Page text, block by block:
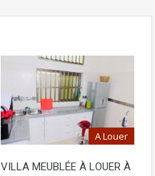
A Louer
VILLA MEUBLÉE À LOUER À